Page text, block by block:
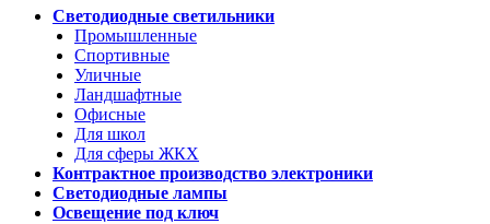
Светодиодные светильники
Промышленные
Спортивные
Уличные
Ландшафтные
Офисные
Для школ
Для сферы ЖКХ
Контрактное производство электроники
Светодиодные лампы
Освещение под ключ